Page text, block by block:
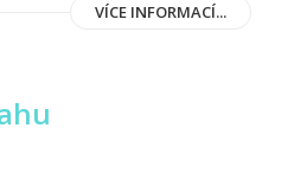
VÍCE INFORMACÍ...